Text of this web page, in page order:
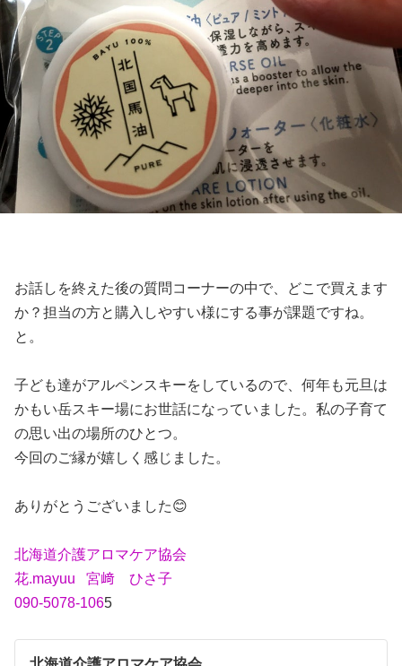
お話しを終えた後の質問コーナーの中で、どこで買えます
か？担当の方と購入しやすい様にする事が課題ですね。
と。
子ども達がアルペンスキーをしているので、何年も元旦は
かもい岳スキー場にお世話になっていました。私の子育て
の思い出の場所のひとつ。
今回のご縁が嬉しく感じました。
ありがとうございました😊
北海道介護アロマケア協会
花.mayuu 宮﨑 ひさ子
090-5078-1065